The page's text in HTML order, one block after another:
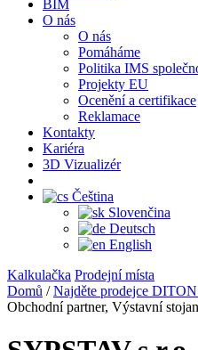
BIM
O nás
O nás
Pomáháme
Politika IMS
Projekty EU
Ocenění a certifikace
Reklamace
Kontakty
Kariéra
3D Vizualizér
Čeština
Slovenčina
Deutsch
English
Kalkulačka Prodejní místa
Domů /Najděte prodejce
Obchodní partner, Výstavní stojan